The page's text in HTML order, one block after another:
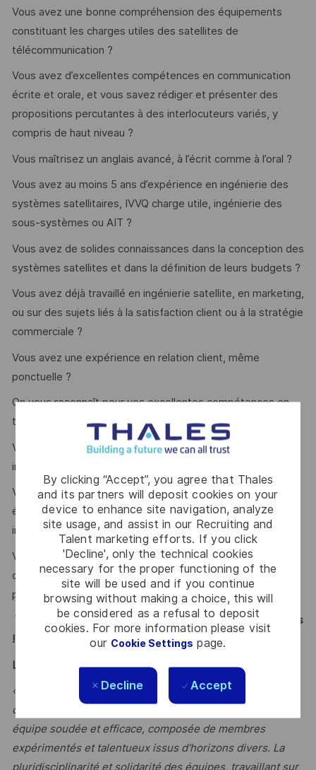
By clicking “Accept”, you agree that Thales
and its partners will deposit cookies on your
device to enhance site navigation, analyze
site usage, and assist in our Recruiting and
Talent marketing efforts. If you click
'Decline', only the technical cookies
necessary for the proper functioning of the
site will be used and if you continue
browsing without making a choice, this will
be considered as a refusal to deposit
cookies. For more information please visit
our Cookie Settings page.
Decline Accept
Vous avez une bonne compréhension des équipements
constituant les charges utiles des satellites de
télécommunication ?
Vous avez d’excellentes compétences en communication
écrite et orale, et vous savez rédiger et présenter des
propositions percutantes à des interlocuteurs variés, y
compris de haut niveau ?
Vous maîtrisez un anglais avancé, à l’écrit comme à l’oral ?
Vous avez au moins 5 ans d’expérience en ingénierie des
systèmes satellitaires, IVVQ charge utile, ingénierie des
sous-systèmes ou AIT ?
Vous avez de solides connaissances dans la conception des
systèmes satellites et dans la définition de leurs budgets ?
Vous avez déjà travaillé en ingénierie satellite, en marketing,
ou sur des sujets liés à la satisfaction client ou à la stratégie
commerciale ?
Vous avez une expérience en relation client, même
ponctuelle ?
On vous reconnaît pour vos excellentes compétences en
travail d’équipe et en relations interpersonnelles ?
Vous êtes à l’aise dans un environnement multinational, en
interne comme avec les partenaires et clients ?
Vous savez travailler de manière autonome comme en
équipe, et vous trouvez des solutions même en contexte
incertain ou ambigu ?
Vous êtes capable de gérer plusieurs tâches en parallèle,
de prioriser efficacement et de rester performant sous
pression ?
Vous vous reconnaissez ? Alors ce poste est fait pour vous
!
LE MOT DE L’EQUIPE
« Ce poste vous offre l'opportunité de développer votre
créativité et votre sens de l’innovation au sein d'une
équipe soudée et efficace, composée de membres
expérimentés et talentueux issus d'horizons divers. La